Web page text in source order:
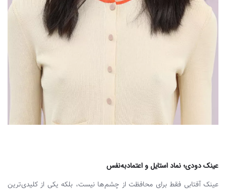
عینک دودی؛ نماد استایل و اعتماد‌به‌نفس
عینک آفتابی فقط برای محافظت از چشم‌ها نیست، بلکه یکی از کلیدی‌ترین